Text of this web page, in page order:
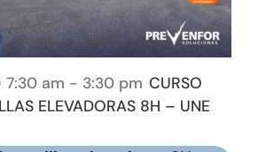
7:30 am - 3:30 pm CURSO
ELEVADORAS 8H – UNE